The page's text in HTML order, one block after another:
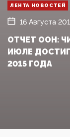
ЛЕНТА НОВОСТЕЙ
16 Августа
ОТЧЕТ ООН:
ИЮЛЕ
2015 ГОДА